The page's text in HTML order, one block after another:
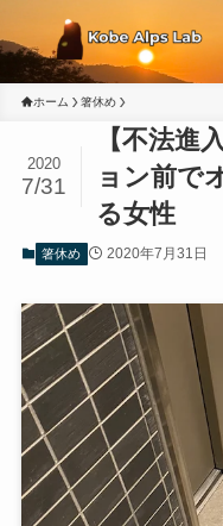
ホーム 箸休め
【不法進
ョン前で
る女性
2020
7/31
箸休め 2020年7月31日